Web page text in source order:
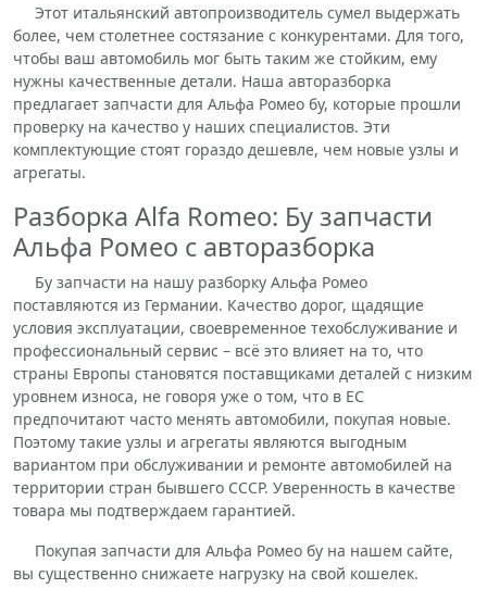
Этот итальянский автопроизводитель сумел выдержать
более, чем столетнее состязание с конкурентами. Для того,
чтобы ваш автомобиль мог быть таким же стойким, ему
нужны качественные детали. Наша авторазборка
предлагает запчасти для Альфа Ромео бу, которые прошли
проверку на качество у наших специалистов. Эти
комплектующие стоят гораздо дешевле, чем новые узлы и
агрегаты.
Разборка Alfa Romeo: Бу запчасти
Альфа Ромео с авторазборка
Бу запчасти на нашу разборку Альфа Ромео
поставляются из Германии. Качество дорог, щадящие
условия эксплуатации, своевременное техобслуживание и
профессиональный сервис – всё это влияет на то, что
страны Европы становятся поставщиками деталей с низким
уровнем износа, не говоря уже о том, что в ЕС
предпочитают часто менять автомобили, покупая новые.
Поэтому такие узлы и агрегаты являются выгодным
вариантом при обслуживании и ремонте автомобилей на
территории стран бывшего СССР. Уверенность в качестве
товара мы подтверждаем гарантией.
Покупая запчасти для Альфа Ромео бу на нашем сайте,
вы существенно снижаете нагрузку на свой кошелек.